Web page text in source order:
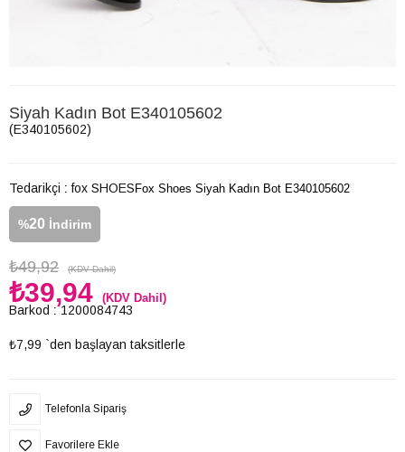
Siyah Kadın Bot E340105602
(E340105602)
Tedarikçi : fox SHOES
%20 İndirim
₺49,92 (KDV Dahil)
₺39,94 (KDV Dahil)
Barkod : 1200084743
₺7,99 `den başlayan taksitlerle
Fox Shoes Siyah Kadın Bot E340105602
Telefonla Sipariş
Favorilere Ekle